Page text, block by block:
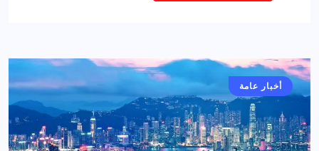
أخبار عامة